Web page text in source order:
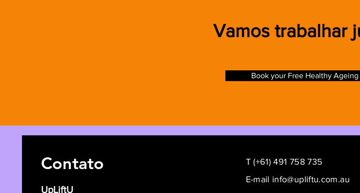
Vamos trabalhar
Book your Free Healthy Ageing
Contato
UpLiftU
T (+61) 491 758 735
E-mail info@upliftu.com.au